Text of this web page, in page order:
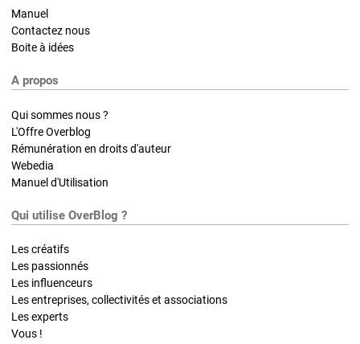
Manuel
Contactez nous
Boite à idées
A propos
Qui sommes nous ?
L'Offre Overblog
Rémunération en droits d'auteur
Webedia
Manuel d'Utilisation
Qui utilise OverBlog ?
Les créatifs
Les passionnés
Les influenceurs
Les entreprises, collectivités et associations
Les experts
Vous !